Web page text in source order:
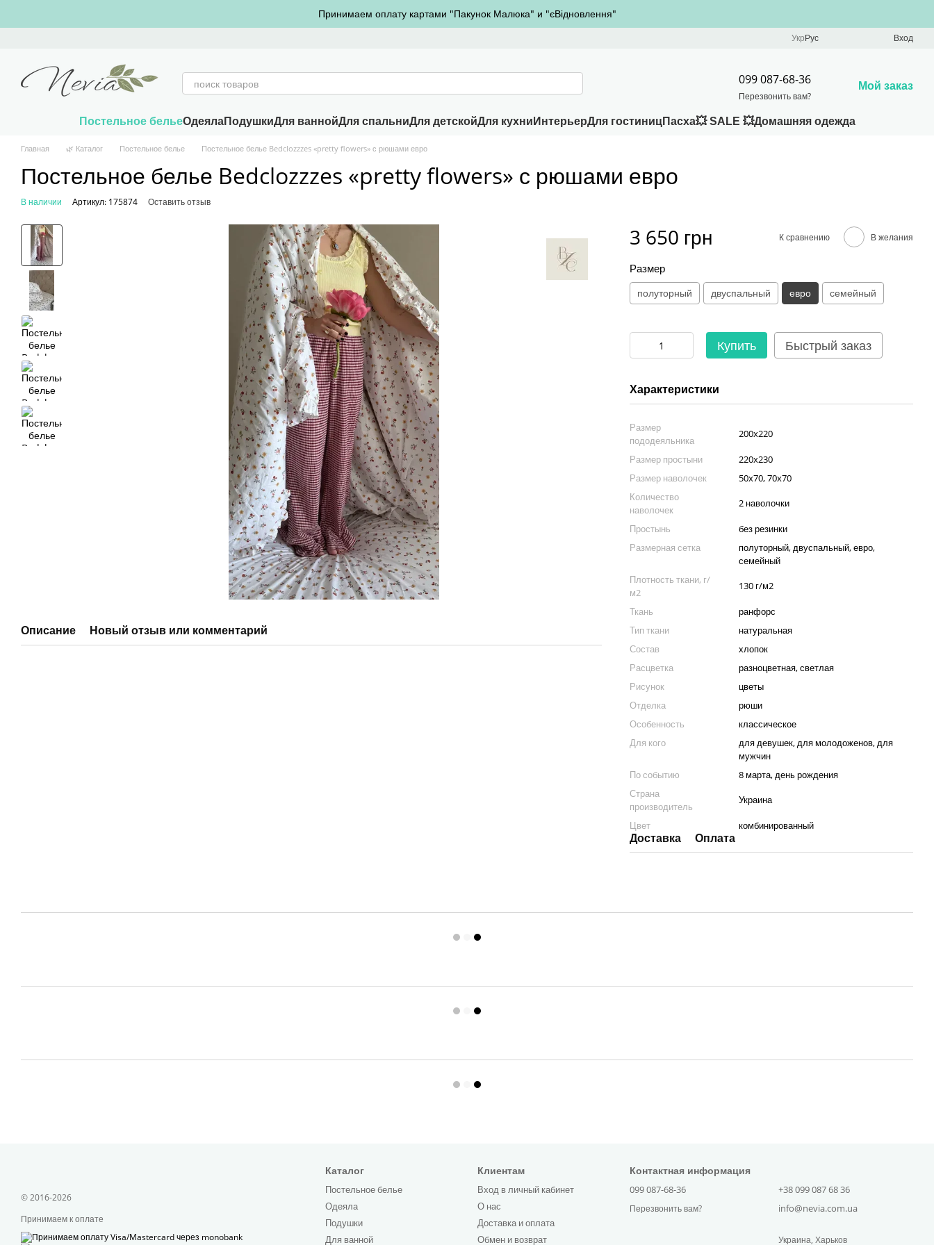
Принимаем оплату картами "Пакунок Малюка" и "єВідновлення"
УкрРус Вход
099 087-68-36
Перезвонить вам?
Мой заказ
Постельное бельеОдеялаПодушкиДля ваннойДля спальниДля детскойДля кухни ИнтерьерДля гостиницПасха💥 SALE 💥Домашняя одежда
Главная 🌿 Каталог Постельное белье Постельное белье Bedclozzzes «pretty flowers» с рюшами евро
Постельное белье Bedclozzzes «pretty flowers» с рюшами евро
В наличии Артикул: 175874 Оставить отзыв
Описание Новый отзыв или комментарий
3 650 грн К сравнению В желания
Размер
полуторный двуспальный евро семейный
Купить Быстрый заказ
Характеристики
Размер
пододеяльника
200x220
Размер простыни
220x230
Размер наволочек
50x70, 70x70
Количество
наволочек
2 наволочки
Простынь
без резинки
Размерная сетка
полуторный, двуспальный, евро,
семейный
Плотность ткани, г/
м2
130 г/м2
Ткань
ранфорс
Тип ткани
натуральная
Состав
хлопок
Расцветка
разноцветная, светлая
Рисунок
цветы
Отделка
рюши
Особенность
классическое
Для кого
для девушек, для молодоженов, для
мужчин
По событию
8 марта, день рождения
Страна
производитель
Украина
Цвет комбинированный
Доставка Оплата
© 2016-2026
Принимаем к оплате
Каталог
Постельное белье
Одеяла
Подушки
Для ванной
Клиентам
Вход в личный кабинет
О нас
Доставка и оплата
Обмен и возврат
Контактная информация
099 087-68-36
Перезвонить вам?
+38 099 087 68 36
info@nevia.com.ua
Украина, Харьков